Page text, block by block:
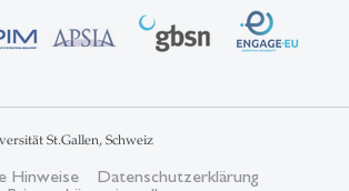
St.Gallen, Schweiz
Hinweise
Datenschutzerklärung